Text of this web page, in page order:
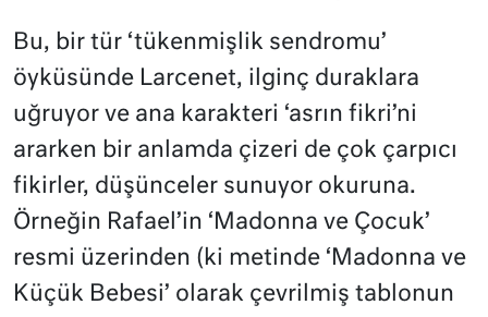
Bu, bir tür ‘tükenmişlik sendromu’
öyküsünde Larcenet, ilginç duraklara
uğruyor ve ana karakteri ‘asrın fikri’ni
ararken bir anlamda çizeri de çok çarpıcı
fikirler, düşünceler sunuyor okuruna.
Örneğin Rafael’in ‘Madonna ve Çocuk’
resmi üzerinden (ki metinde ‘Madonna ve
Küçük Bebesi’ olarak çevrilmiş tablonun